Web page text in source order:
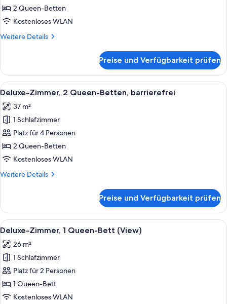
2 Queen-
Betten
2 Queen-Betten
Kostenloses WLAN
Weitere Details
Weitere
Zimmer,
2 Queen-
Betten
Preise und Verfügbarkeit prüfen
Alle
Fotos
für
Deluxe-
Zimmer,
2 Queen-
Betten,
anzeigen
Ein Hotelzimmer mit zwei Betten
6
Deluxe-Zimmer, 2 Queen-Betten, barrierefrei
37 m²
1 Schlafzimmer
Platz für 4 Personen
2 Queen-Betten
Kostenloses WLAN
Weitere Details
Weitere
Zimmer,
2 Queen-
Betten,
Preise und Verfügbarkeit prüfen
Alle
Fotos
für
Deluxe-
Zimmer,
1
Queen-
Ein ordentlich bezogenes Bett mit
6
Deluxe-Zimmer, 1 Queen-Bett (View)
26 m²
1 Schlafzimmer
Platz für 2 Personen
1 Queen-Bett
Kostenloses WLAN